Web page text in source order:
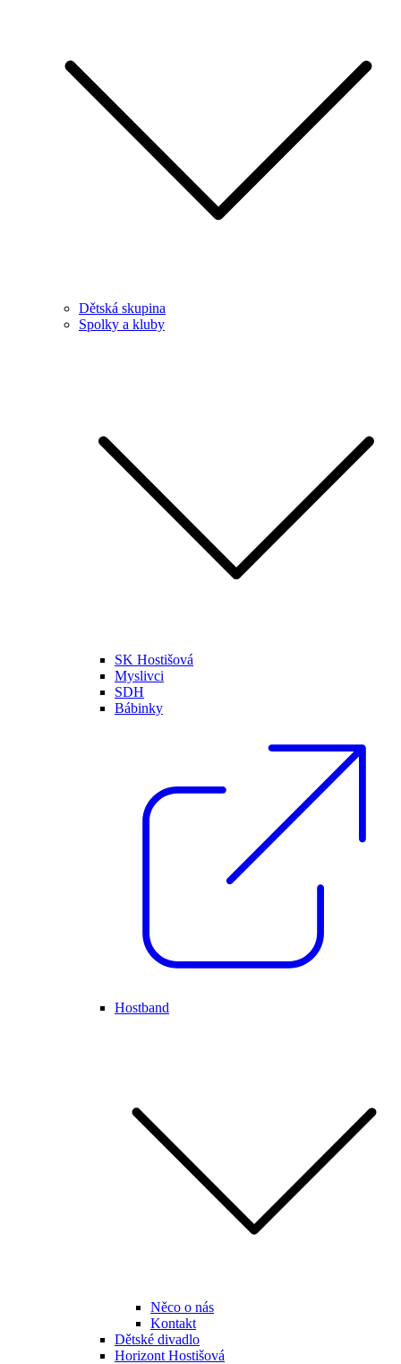
Dětská skupina
Spolky a kluby
SK Hostišová
Myslivci
SDH
Bábinky
Hostband
Něco o nás
Kontakt
Dětské divadlo
Horizont Hostišová